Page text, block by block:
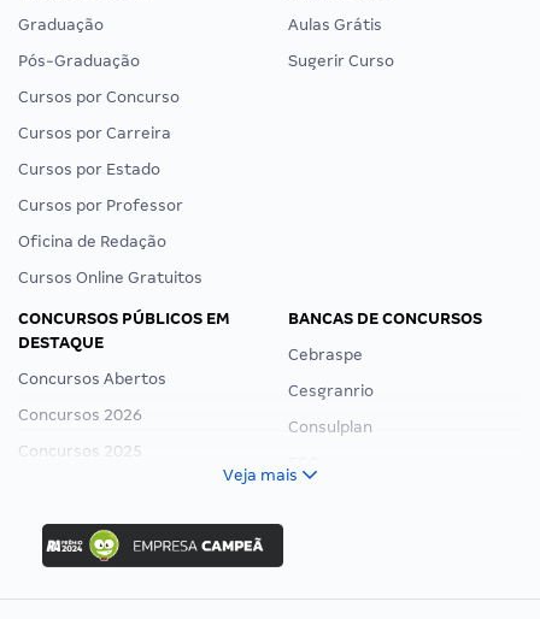
Graduação
Pós-Graduação
Cursos por Concurso
Cursos por Carreira
Cursos por Estado
Cursos por Professor
Oficina de Redação
Cursos Online Gratuitos
Aulas Grátis
Sugerir Curso
CONCURSOS PÚBLICOS EM
DESTAQUE
Concursos Abertos
Concursos 2026
Concursos 2025
Concurso Ibama
Concurso MPU
Editais publicados
BANCAS DE CONCURSOS
Cebraspe
Cesgranrio
Consulplan
Veja mais